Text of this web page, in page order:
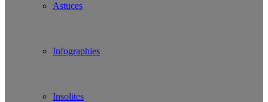
Astuces
Infographies
Insolites